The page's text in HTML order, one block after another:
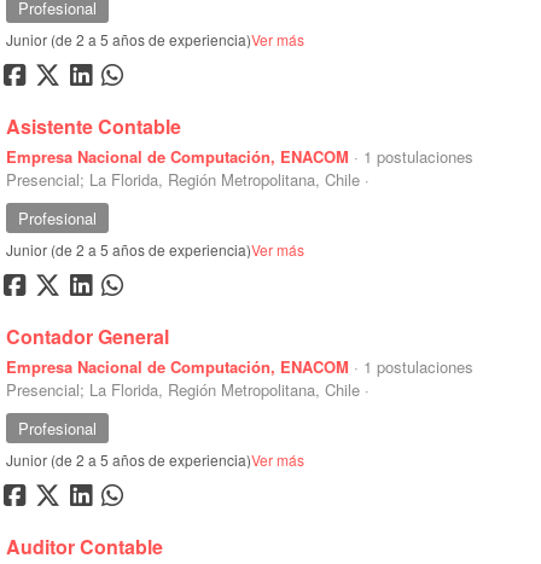
Profesional
Junior (de 2 a 5 años de experiencia)Ver más
Asistente Contable
Empresa Nacional de Computación, ENACOM ·
Presencial; La Florida, Región Metropolitana, Chile ·
1 postulaciones
Profesional
Junior (de 2 a 5 años de experiencia)Ver más
Contador General
Empresa Nacional de Computación, ENACOM ·
Presencial; La Florida, Región Metropolitana, Chile ·
1 postulaciones
Profesional
Junior (de 2 a 5 años de experiencia)Ver más
Auditor Contable